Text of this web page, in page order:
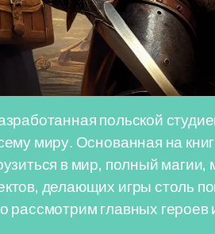
польской
миру. Основанная на
в мир, полный
делающих игры столь
рассмотрим главных героев